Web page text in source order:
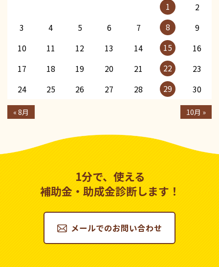
1
2
3
4 5 6 7 8
9
10
11 12 13 14 15
16
17
18 19 20 21 22
23
24
25 26 27 28 29 30
« 8月 10月 »
1分で、使える
補助金・助成金診断します！
メールでのお問い合わせ